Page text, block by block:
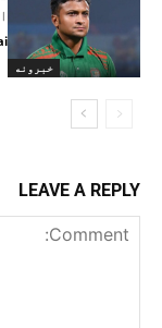
خبرونه
LEAVE A REPLY